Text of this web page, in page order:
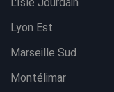
Lyon Est
Marseille Sud
Montélimar